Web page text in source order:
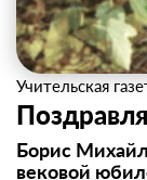
Учительская
Борис
вековой